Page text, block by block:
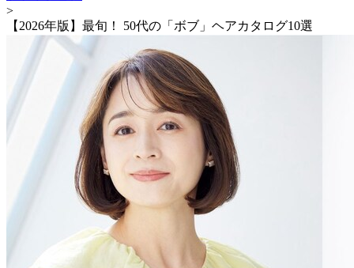
>
【2026年版】最旬！ 50代の「ボブ」ヘアカタログ10選